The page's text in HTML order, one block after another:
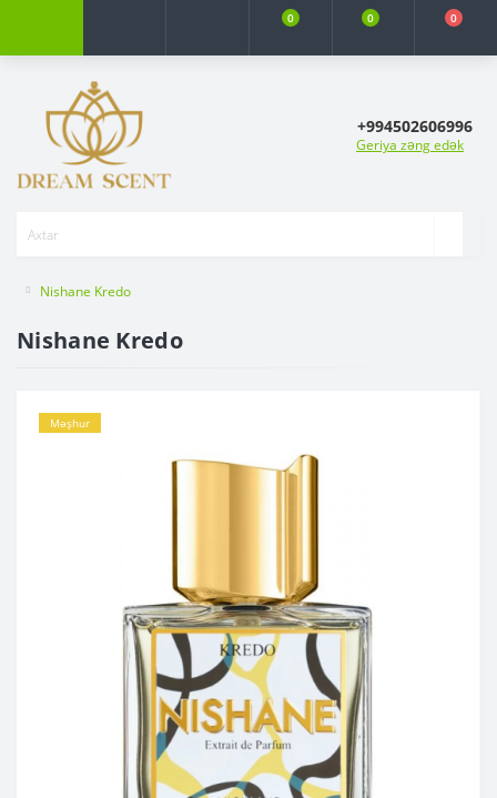
0 0 0
+994502606996
Geriya zəng edək
Nishane Kredo
Nishane Kredo
Məşhur